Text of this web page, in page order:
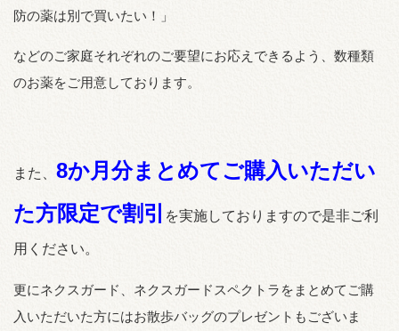
防の薬は別で買いたい！」
などのご家庭それぞれのご要望にお応えできるよう、数種類
のお薬をご用意しております。
また、 8か月分まとめてご購入いただい
た方限定で割引
を実施しておりますので是非ご利
用ください。
更にネクスガード、ネクスガードスペクトラをまとめてご購
入いただいた方にはお散歩バッグのプレゼントもございま